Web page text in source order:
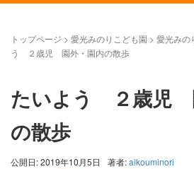
トップページ > 愛光みのりこども園 > 愛光みの
う ２歳児 園外・園内の散歩
たいよう ２歳児
の散歩
公開日: 2019年10月5日 著者:aikouminori